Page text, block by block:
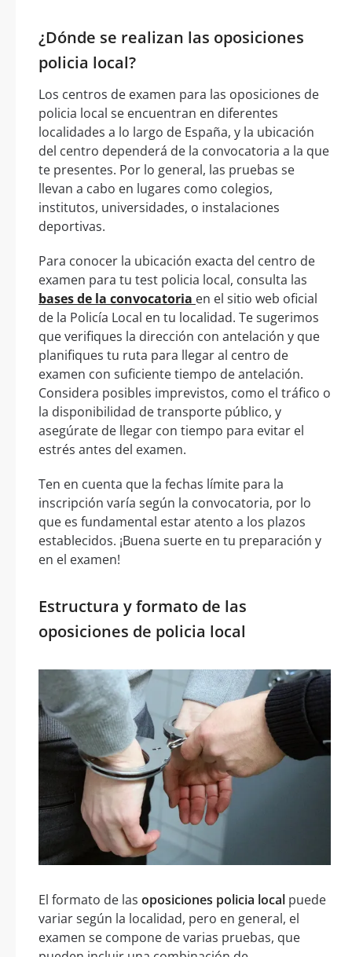
¿Dónde se realizan las oposiciones
policia local?
Los centros de examen para las oposiciones de
policia local se encuentran en diferentes
localidades a lo largo de España, y la ubicación
del centro dependerá de la convocatoria a la que
te presentes. Por lo general, las pruebas se
llevan a cabo en lugares como colegios,
institutos, universidades, o instalaciones
deportivas.
Para conocer la ubicación exacta del centro de
examen para tu test policia local, consulta las
bases de la convocatoria en el sitio web oficial
de la Policía Local en tu localidad. Te sugerimos
que verifiques la dirección con antelación y que
planifiques tu ruta para llegar al centro de
examen con suficiente tiempo de antelación.
Considera posibles imprevistos, como el tráfico o
la disponibilidad de transporte público, y
asegúrate de llegar con tiempo para evitar el
estrés antes del examen.
Ten en cuenta que la fechas límite para la
inscripción varía según la convocatoria, por lo
que es fundamental estar atento a los plazos
establecidos. ¡Buena suerte en tu preparación y
en el examen!
Estructura y formato de las
oposiciones de policia local
El formato de las oposiciones policia local puede
variar según la localidad, pero en general, el
examen se compone de varias pruebas, que